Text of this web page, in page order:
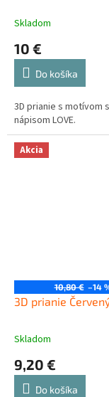
Skladom
10 €
Do košíka
3D prianie s motívom
nápisom LOVE.
Akcia
10,80 € –14
3D prianie
Skladom
9,20 €
Do košíka